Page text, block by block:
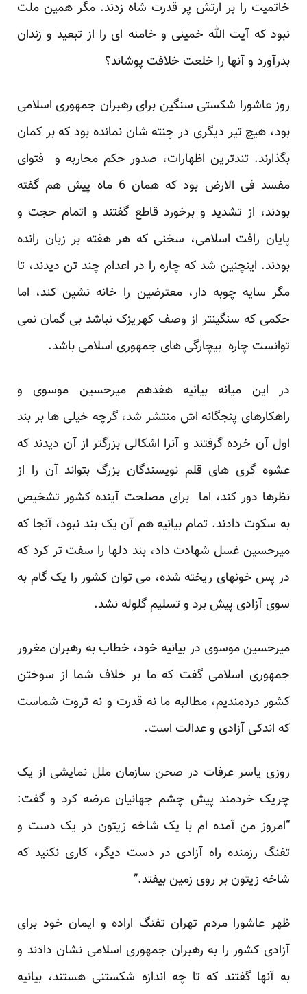
خاتمیت را بر ارتش پر قدرت شاه زدند. مگر همین ملت
نبود که آیت الله خمینی و خامنه ای را از تبعید و زندان
بدرآورد و آنها را خلعت خلافت پوشاند؟
روز عاشورا شکستی سنگین برای رهبران جمهوری اسلامی
بود، هیچ تیر دیگری در چنته شان نمانده بود که بر کمان
بگذارند. تندترین اظهارات، صدور حکم محاربه و فتوای
مفسد فی الارض بود که همان 6 ماه پیش هم گفته
بودند، از تشدید و برخورد قاطع گفتند و اتمام حجت و
پایان رافت اسلامی، سخنی که هر هفته بر زبان رانده
بودند. اینچنین شد که چاره را در اعدام چند تن دیدند، تا
مگر سایه چوبه دار، معترضین را خانه نشین کند، اما
حکمی که سنگینتر از وصف کهریزک نباشد بی گمان نمی
توانست چاره بیچارگی های جمهوری اسلامی باشد.
در این میانه بیانیه هفدهم میرحسین موسوی و
راهکارهای پنجگانه اش منتشر شد، گرچه خیلی ها بر بند
اول آن خرده گرفتند و آنرا اشکالی بزرگتر از آن دیدند که
عشوه گری های قلم نویسندگان بزرگ بتواند آن را از
نظرها دور کند، اما برای مصلحت آینده کشور تشخیص
به سکوت دادند. تمام بیانیه هم آن یک بند نبود، آنجا که
میرحسین غسل شهادت داد، بند دلها را سفت تر کرد که
در پس خونهای ریخته شده، می توان کشور را یک گام به
سوی آزادی پیش برد و تسلیم گلوله نشد.
میرحسین موسوی در بیانیه خود، خطاب به رهبران مغرور
جمهوری اسلامی گفت که ما بر خلاف شما از سوختن
کشور دردمندیم، مطالبه ما نه قدرت و نه ثروت شماست
که اندکی آزادی و عدالت است.
روزی یاسر عرفات در صحن سازمان ملل نمایشی از یک
چریک خردمند پیش چشم جهانیان عرضه کرد و گفت:
“امروز من آمده ام با یک شاخه زیتون در یک دست و
تفنگ رزمنده راه آزادی در دست دیگر، کاری نکنید که
شاخه زیتون بر روی زمین بیفتد.”
ظهر عاشورا مردم تهران تفنگ اراده و ایمان خود برای
آزادی کشور را به رهبران جمهوری اسلامی نشان دادند و
به آنها گفتند که تا چه اندازه شکستنی هستند، بیانیه